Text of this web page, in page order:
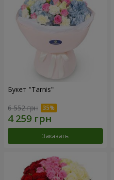
Букет "Tarnis"
6 552 грн
Заказать